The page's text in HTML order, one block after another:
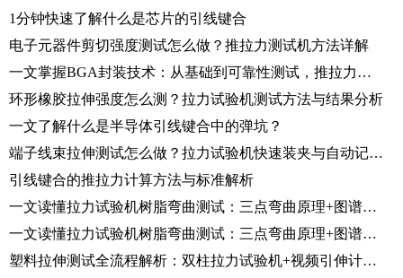
1分钟快速了解什么是芯片的引线键合
电子元器件剪切强度测试怎么做？推拉力测试机方法详解
一文掌握BGA封装技术：从基础到可靠性测试，推拉力测试机如何保障品质？
环形橡胶拉伸强度怎么测？拉力试验机测试方法与结果分析
一文了解什么是半导体引线键合中的弹坑？
端子线束拉伸测试怎么做？拉力试验机快速装夹与自动记录方案
引线键合的推拉力计算方法与标准解析
一文读懂拉力试验机树脂弯曲测试：三点弯曲原理+图谱解读+标准全流程
一文读懂拉力试验机树脂弯曲测试：三点弯曲原理+图谱解读+标准全流程
塑料拉伸测试全流程解析：双柱拉力试验机+视频引伸计应用和操作步骤详解